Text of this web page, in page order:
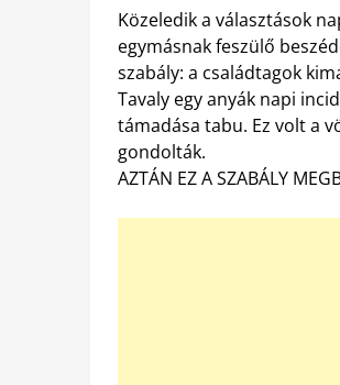
Közeledik a választások
egymásnak feszülő
szabály: a családtagok
Tavaly egy anyák napi
támadása tabu. Ez volt a
gondolták.
AZTÁN EZ A SZABÁLY